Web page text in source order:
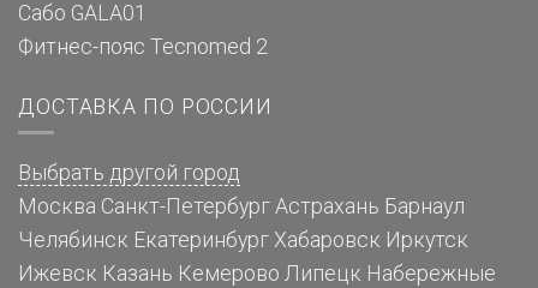
Сабо GALA01
Фитнес-пояс Tecnomed 2
ДОСТАВКА ПО РОССИИ
Выбрать другой город
Москва Санкт-Петербург Астрахань Барнаул
Челябинск Екатеринбург Хабаровск Иркутск
Ижевск Казань Кемерово Липецк Набережные